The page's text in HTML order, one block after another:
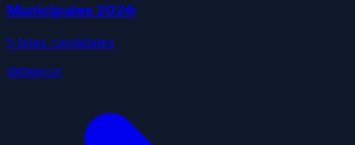
Municipales 2026
5 listes candidates
datagouv